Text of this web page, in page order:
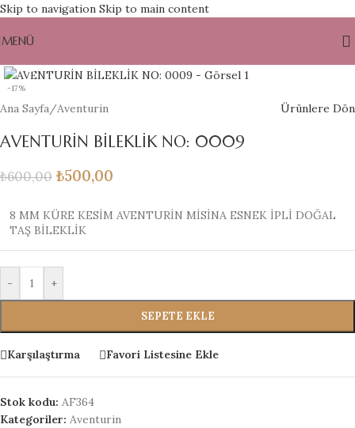
Skip to navigation Skip to main content
MENÜ
-17%
Ana Sayfa /Aventurin Ürünlere Dön
AVENTURİN BİLEKLİK NO: 0009
₺600,00 ₺500,00
8 MM KÜRE KESİM AVENTURİN MİSİNA ESNEK İPLİ DOĞAL
TAŞ BİLEKLİK
- +
SEPETE EKLE
Karşılaştırma Favori Listesine Ekle
Stok kodu: AF364
Kategoriler: Aventurin